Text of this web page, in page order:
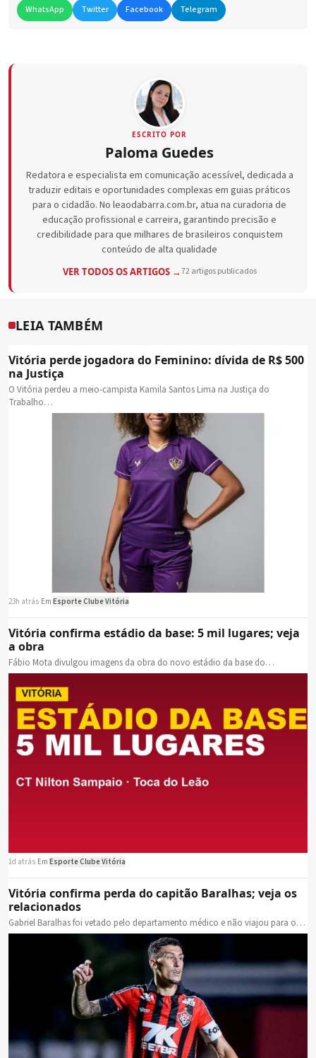
WhatsApp Twitter Facebook Telegram
ESCRITO POR
Paloma Guedes
Redatora e especialista em comunicação acessível, dedicada a
traduzir editais e oportunidades complexas em guias práticos
para o cidadão. No leaodabarra.com.br, atua na curadoria de
educação profissional e carreira, garantindo precisão e
credibilidade para que milhares de brasileiros conquistem
conteúdo de alta qualidade
VER TODOS OS ARTIGOS →72 artigos publicados
LEIA TAMBÉM
Vitória perde jogadora do Feminino: dívida de R$ 500
na Justiça
O Vitória perdeu a meio-campista Kamila Santos Lima na Justiça do
Trabalho…
23h atrás Em Esporte Clube Vitória
Vitória confirma estádio da base: 5 mil lugares; veja
a obra
Fábio Mota divulgou imagens da obra do novo estádio da base do…
1d atrás Em Esporte Clube Vitória
Vitória confirma perda do capitão Baralhas; veja os
relacionados
Gabriel Baralhas foi vetado pelo departamento médico e não viajou para o…